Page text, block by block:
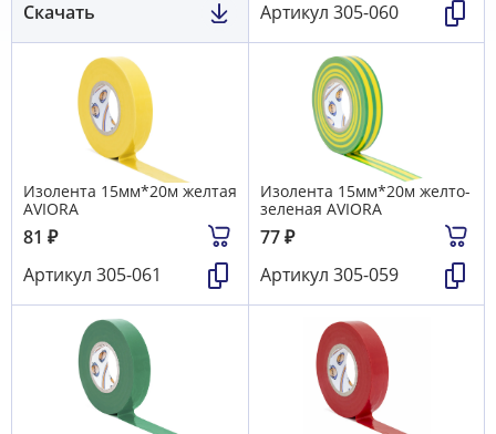
Скачать
Артикул 305-060
Изолента 15мм*20м желтая
AVIORA
81 ₽
Артикул 305-061
Изолента 15мм*20м желто-
зеленая AVIORA
77₽
Артикул 305-059